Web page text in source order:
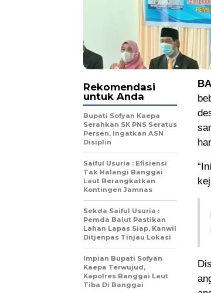
Rekomendasi
untuk Anda
Bupati Sofyan Kaepa
Serahkan SK PNS Seratus
Persen, Ingatkan ASN
Disiplin
Saiful Usuria : Efisiensi
Tak Halangi Banggai
Laut Berangkatkan
Kontingen Jamnas
Sekda Saiful Usuria :
Pemda Balut Pastikan
Lahan Lapas Siap, Kanwil
Ditjenpas Tinjau Lokasi
Impian Bupati Sofyan
Kaepa Terwujud,
Kapolres Banggai Laut
Tiba Di Banggai